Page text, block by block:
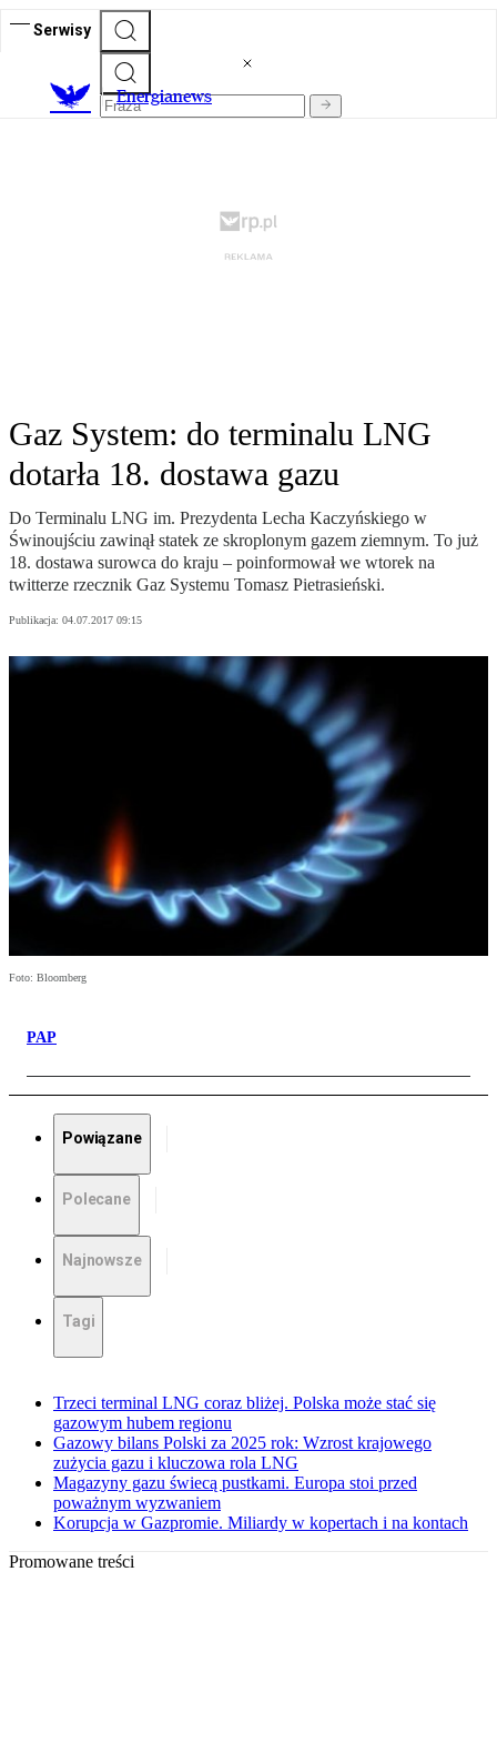
Serwisy
Energianews
Gaz System: do terminalu LNG
dotarła 18. dostawa gazu
Do Terminalu LNG im. Prezydenta Lecha Kaczyńskiego w
Świnoujściu zawinął statek ze skroplonym gazem ziemnym. To już
18. dostawa surowca do kraju – poinformował we wtorek na
twitterze rzecznik Gaz Systemu Tomasz Pietrasieński.
Publikacja: 04.07.2017 09:15
Foto: Bloomberg
PAP
Powiązane
Polecane
Najnowsze
Tagi
Trzeci terminal LNG coraz bliżej. Polska może stać się
gazowym hubem regionu
Gazowy bilans Polski za 2025 rok: Wzrost krajowego
zużycia gazu i kluczowa rola LNG
Magazyny gazu świecą pustkami. Europa stoi przed
poważnym wyzwaniem
Korupcja w Gazpromie. Miliardy w kopertach i na kontach
Promowane treści